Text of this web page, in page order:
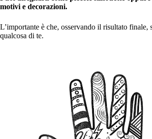
motivi e decorazioni.
L’importante è che, osservando il risultato finale,
qualcosa di te.